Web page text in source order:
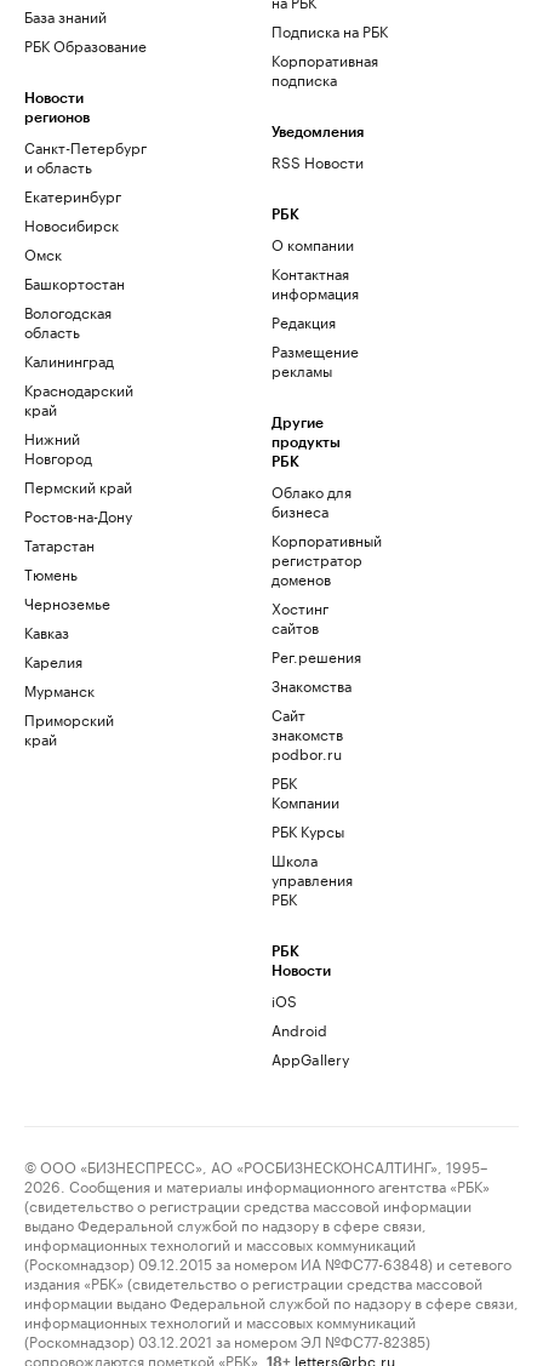
База знаний
РБК Образование
Новости
регионов
Санкт-Петербург
и область
Екатеринбург
Новосибирск
Омск
Башкортостан
Вологодская
область
Калининград
Краснодарский
край
Нижний
Новгород
Пермский край
Ростов-на-Дону
Татарстан
Тюмень
Черноземье
Кавказ
Карелия
Мурманск
Приморский
край
Подписка на РБК
Корпоративная
подписка
Уведомления
RSS Новости
РБК
О компании
Контактная
информация
Редакция
Размещение
рекламы
Другие
продукты
РБК
Облако для
бизнеса
Корпоративный
регистратор
доменов
Хостинг
сайтов
Рег.решения
Знакомства
Сайт
знакомств
podbor.ru
РБК
Компании
РБК Курсы
Школа
управления
РБК
РБК
Новости
iOS
Android
AppGallery
© ООО «БИЗНЕСПРЕСС», АО «РОСБИЗНЕСКОНСАЛТИНГ», 1995–
2026. Сообщения и материалы информационного агентства «РБК»
(свидетельство о регистрации средства массовой информации
выдано Федеральной службой по надзору в сфере связи,
информационных технологий и массовых коммуникаций
(Роскомнадзор) 09.12.2015 за номером ИА №ФС77-63848) и сетевого
издания «РБК» (свидетельство о регистрации средства массовой
информации выдано Федеральной службой по надзору в сфере связи,
информационных технологий и массовых коммуникаций
(Роскомнадзор) 03.12.2021 за номером ЭЛ №ФС77-82385)
сопровождаются пометкой «РБК».
18+ letters@rbc.ru